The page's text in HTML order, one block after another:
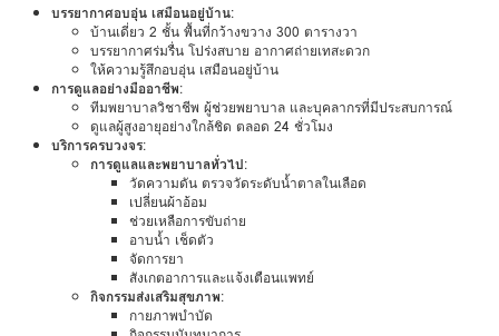
บรรยากาศอบอุ่น เสมือนอยู่บ้าน:
บ้านเดี่ยว 2 ชั้น พื้นที่กว้างขวาง 300 ตารางวา
บรรยากาศร่มรื่น โปร่งสบาย อากาศถ่ายเทสะดวก
ให้ความรู้สึกอบอุ่น เสมือนอยู่บ้าน
การดูแลอย่างมืออาชีพ:
ทีมพยาบาลวิชาชีพ ผู้ช่วยพยาบาล และบุคลากรที่มีประสบการณ์
ดูแลผู้สูงอายุอย่างใกล้ชิด ตลอด 24 ชั่วโมง
บริการครบวงจร:
การดูแลและพยาบาลทั่วไป:
วัดความดัน ตรวจวัดระดับน้ำตาลในเลือด
เปลี่ยนผ้าอ้อม
ช่วยเหลือการขับถ่าย
อาบน้ำ เช็ดตัว
จัดการยา
สังเกตอาการและแจ้งเตือนแพทย์
กิจกรรมส่งเสริมสุขภาพ:
กายภาพบำบัด